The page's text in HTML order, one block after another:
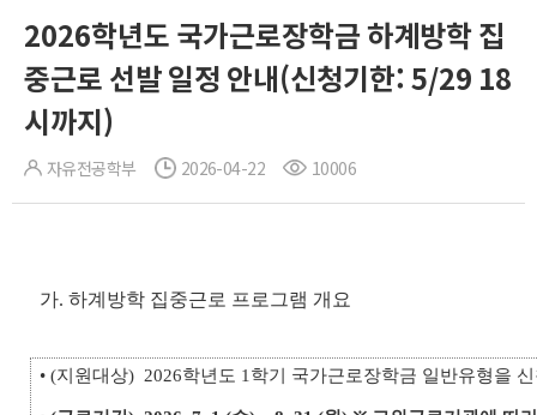
2026학년도 국가근로장학금 하계방학 집
중근로 선발 일정 안내(신청기한: 5/29 18
시까지)
자유전공학부 2026-04-22 10006
가. 하계방학 집중근로 프로그램 개요
• (지원대상) 2026학년도 1학기 국가근로장학금 일반유형을